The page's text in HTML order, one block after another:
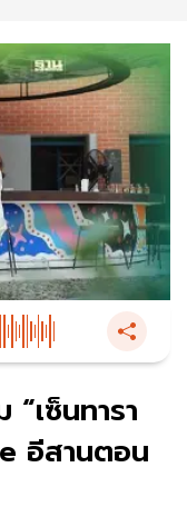
เซ็นทารา
อีสานตอน